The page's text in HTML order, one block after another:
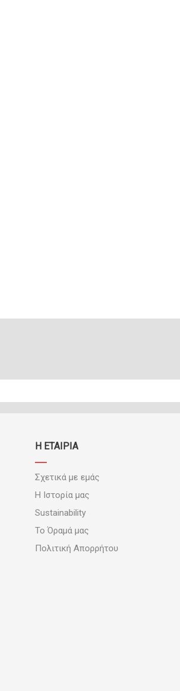
Η ΕΤΑΙΡΙΑ
Σχετικά με εμάς
Η Ιστορία μας
Sustainability
Το Όραμά μας
Πολιτική Απορρήτου